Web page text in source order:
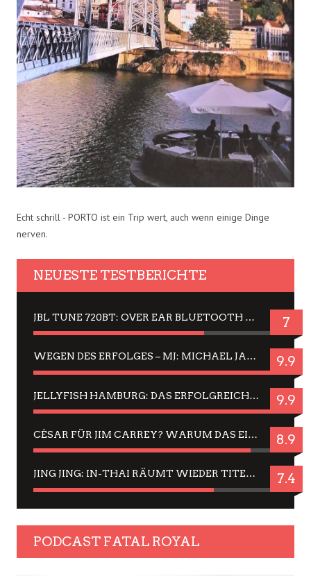
Echt schrill - PORTO ist ein Trip wert, auch wenn einige Dinge
nerven.
NEUESTE TESTBERICHTE
JBL TUNE 720BT: OVER EAR BLUETOOTH KOPFHÖRER UM DIE 50,-€ IM DAUER-TEST 7
WEGEN DES ERFOLGES – MJ: MICHAEL JACKSON MUSICAL IN EINER MATINEE SEHEN 9.9
JELLYFISH HAMBURG: DAS ERFOLGREICHE SOMMER-MENÜ 2025 IN GEFÜHLEN UND BILDERN 9.9
CÉSAR FÜR JIM CARREY? WARUM DAS EINER DER NERVIGSTEN ACTORS IST UND BLEIBT 8.9
JING JING: IN-THAI RÄUMT WIEDER TITEL AB – EIN ZWEI-STUNDEN-ERLEBNISBERICHT 7.4
PODCAST FATAL ROYAL